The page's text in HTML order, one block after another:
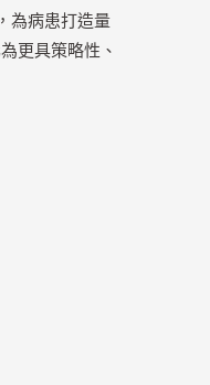
為病患打造量
更具策略性、